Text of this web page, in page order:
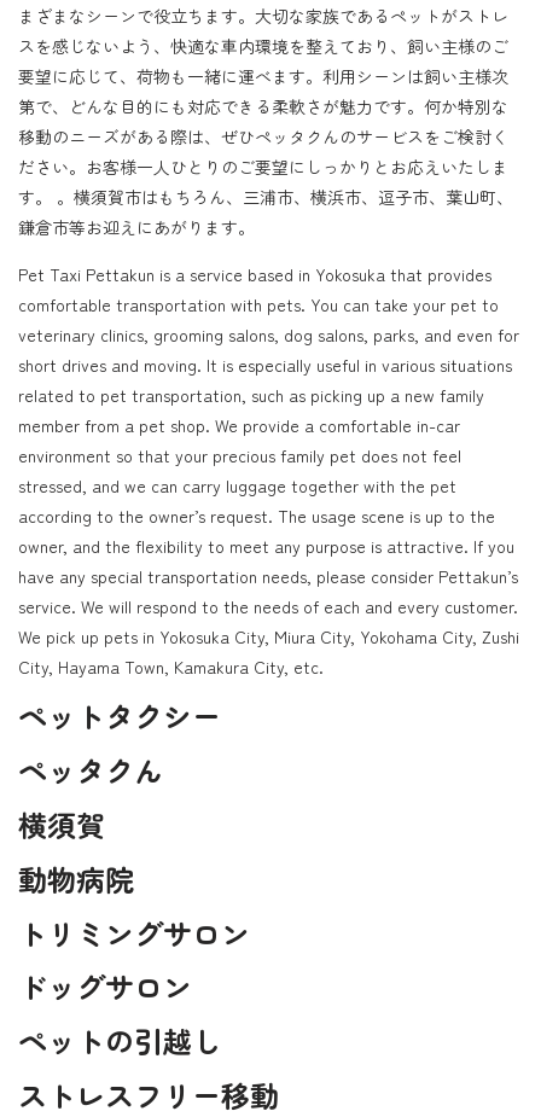
まざまなシーンで役立ちます。大切な家族であるペットがストレ
スを感じないよう、快適な車内環境を整えており、飼い主様のご
要望に応じて、荷物も一緒に運べます。利用シーンは飼い主様次
第で、どんな目的にも対応できる柔軟さが魅力です。何か特別な
移動のニーズがある際は、ぜひペッタクんのサービスをご検討く
ださい。お客様一人ひとりのご要望にしっかりとお応えいたしま
す。 。横須賀市はもちろん、三浦市、横浜市、逗子市、葉山町、
鎌倉市等お迎えにあがります。
Pet Taxi Pettakun is a service based in Yokosuka that provides
comfortable transportation with pets. You can take your pet to
veterinary clinics, grooming salons, dog salons, parks, and even for
short drives and moving. It is especially useful in various situations
related to pet transportation, such as picking up a new family
member from a pet shop. We provide a comfortable in-car
environment so that your precious family pet does not feel
stressed, and we can carry luggage together with the pet
according to the owner’s request. The usage scene is up to the
owner, and the flexibility to meet any purpose is attractive. If you
have any special transportation needs, please consider Pettakun’s
service. We will respond to the needs of each and every customer.
We pick up pets in Yokosuka City, Miura City, Yokohama City, Zushi
City, Hayama Town, Kamakura City, etc.
ペットタクシー
ペッタクん
横須賀
動物病院
トリミングサロン
ドッグサロン
ペットの引越し
ストレスフリー移動